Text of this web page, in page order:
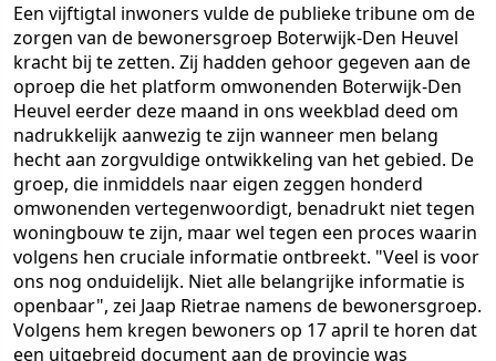
Een vijftigtal inwoners vulde de publieke tribune om de
zorgen van de bewonersgroep Boterwijk-Den Heuvel
kracht bij te zetten. Zij hadden gehoor gegeven aan de
oproep die het platform omwonenden Boterwijk-Den
Heuvel eerder deze maand in ons weekblad deed om
nadrukkelijk aanwezig te zijn wanneer men belang
hecht aan zorgvuldige ontwikkeling van het gebied. De
groep, die inmiddels naar eigen zeggen honderd
omwonenden vertegenwoordigt, benadrukt niet tegen
woningbouw te zijn, maar wel tegen een proces waarin
volgens hen cruciale informatie ontbreekt. "Veel is voor
ons nog onduidelijk. Niet alle belangrijke informatie is
openbaar", zei Jaap Rietrae namens de bewonersgroep.
Volgens hem kregen bewoners op 17 april te horen dat
een uitgebreid document aan de provincie was